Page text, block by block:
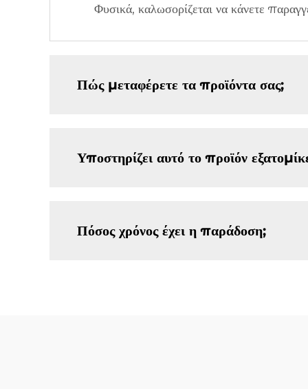
Φυσικά, καλωσορίζεται να κάνετε
Πώς μεταφέρετε τα προϊόντα σας;
Υποστηρίζει αυτό το προϊόν
Πόσος χρόνος έχει η παράδοση;